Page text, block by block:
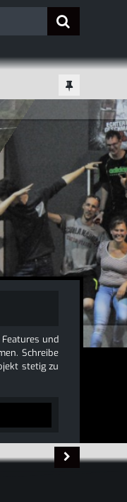
und
Schreibe
stetig zu